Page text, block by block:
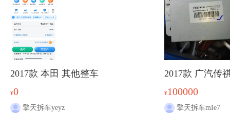
2017款 本田 其他整车
¥0
擎天拆车yeyz
2017款 广汽传
¥100000
擎天拆车mIe7